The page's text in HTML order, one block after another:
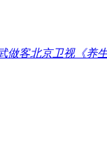
做客北京卫视《养